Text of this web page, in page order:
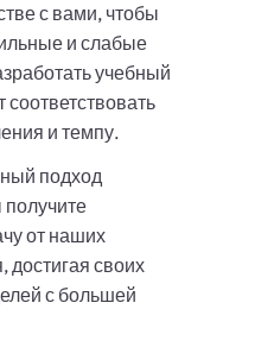
с вами, чтобы
и слабые
учебный
соответствовать
и темпу.
подход
получите
от наших
достигая своих
с большей